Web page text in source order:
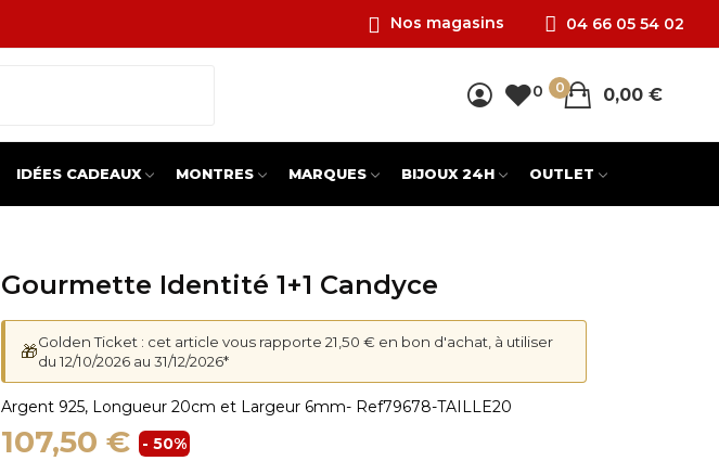
Nos magasins 04 66 05 54 02
0 0,00 €
0
IDÉES CADEAUX MONTRES MARQUES BIJOUX 24H OUTLET
Gourmette Identité 1+1 Candyce
🎁Golden Ticket : cet article vous rapporte 21,50 € en bon d'achat, à utiliser
du 12/10/2026 au 31/12/2026*
Argent 925, Longueur 20cm et Largeur 6mm- Ref79678-TAILLE20
107,50 € - 50%